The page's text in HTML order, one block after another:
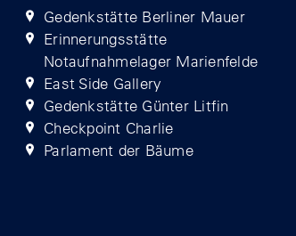
Gedenkstätte Berliner Mauer
Erinnerungsstätte
Notaufnahmelager Marienfelde
East Side Gallery
Gedenkstätte Günter Litfin
Checkpoint Charlie
Parlament der Bäume